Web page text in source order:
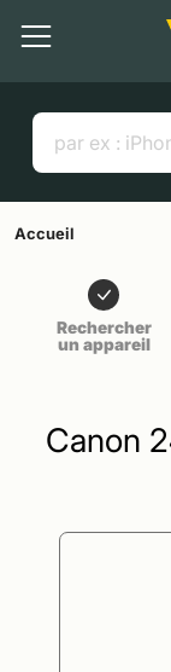
Contenu
Menu
Liens utiles
Accueil
Rechercher
un appareil
Canon